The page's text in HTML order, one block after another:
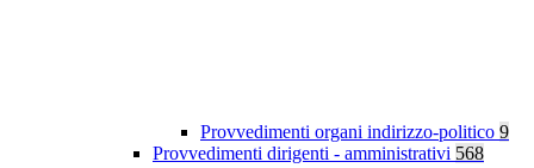
Provvedimenti organi indirizzo-politico 9
Provvedimenti dirigenti - amministrativi 568